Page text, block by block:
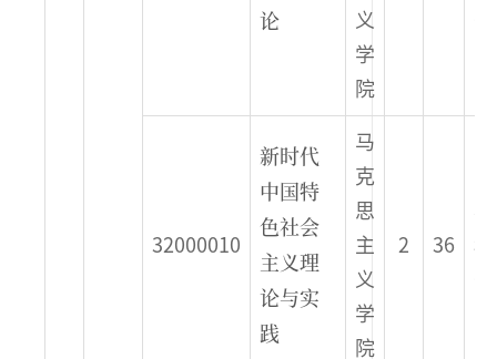
论
义
学
院
32000010
新时代
中国特
色社会
主义理
论与实
践
马
克
思
主
义
学
院
2 36
秋